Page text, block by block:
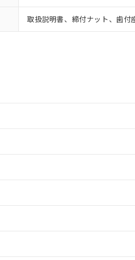
取扱説明書、締付ナット、歯付